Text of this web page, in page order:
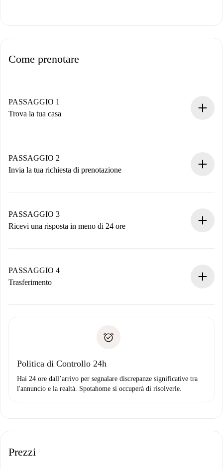
Come prenotare
PASSAGGIO 1
Trova la tua casa
Hai tutte le informazioni necessarie in anticipo.
PASSAGGIO 2
Invia la tua richiesta di prenotazione
non accetta.
PASSAGGIO 3
Ricevi una risposta in meno di 24 ore
contatto con il proprietario.
Se rifiutata: non ti addebiteremo nulla e ti proporremo
Domiciliazione del pagamento
PASSAGGIO 4
Trasferimento
solo se non segnali problemi.
Politica di Controllo 24h
Hai 24 ore dall’arrivo per segnalare discrepanze significative tra
l'annuncio e la realtà. Spotahome si occuperà di risolverle.
Prezzi